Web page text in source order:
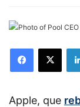
Apple, que